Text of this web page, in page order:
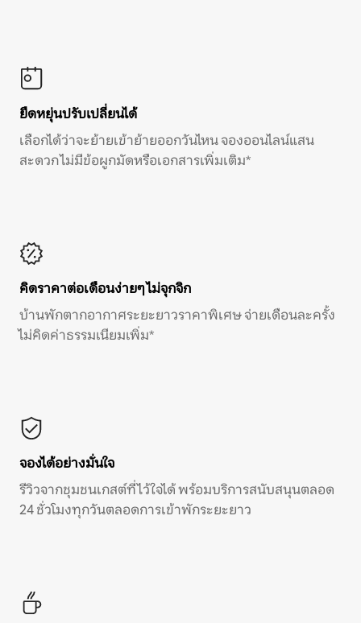
ยืดหยุ่นปรับเปลี่ยนได้
เลือกได้ว่าจะย้ายเข้าย้ายออกวันไหน จองออนไลน์แสน
สะดวก ไม่มีข้อผูกมัดหรือเอกสารเพิ่มเติม*
คิดราคาต่อเดือนง่ายๆ ไม่จุกจิก
บ้านพักตากอากาศระยะยาวราคาพิเศษ จ่ายเดือนละครั้ง
ไม่คิดค่าธรรมเนียมเพิ่ม*
จองได้อย่างมั่นใจ
รีวิวจากชุมชนเกสต์ที่ไว้ใจได้ พร้อมบริการสนับสนุนตลอด
24 ชั่วโมงทุกวันตลอดการเข้าพักระยะยาว